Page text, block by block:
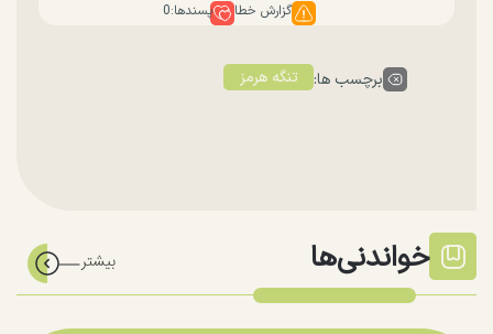
گزارش خطا پسندها:0
برچسب ها: تنگه هرمز
خواندنی‌ها